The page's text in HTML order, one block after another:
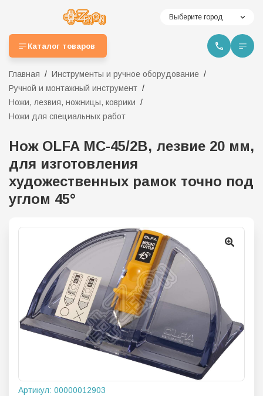
Выберите город
Каталог товаров
Главная
Инструменты и ручное оборудование
Ручной и монтажный инструмент
Ножи, лезвия, ножницы, коврики
Ножи для специальных работ
Нож OLFA MC-45/2B, лезвие 20 мм,
для изготовления
художественных рамок точно под
углом 45°
Артикул: 00000012903